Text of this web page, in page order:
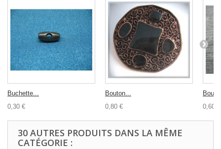
Buchette...
0,30 €
Bouton...
0,80 €
0,60 €
30 AUTRES PRODUITS DANS LA MÊME
CATÉGORIE :